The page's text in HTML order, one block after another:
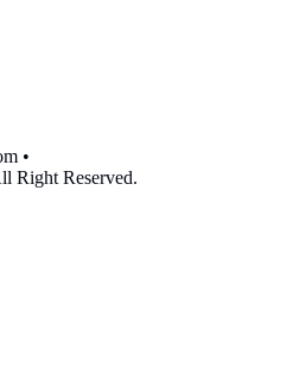
•
Right Reserved.